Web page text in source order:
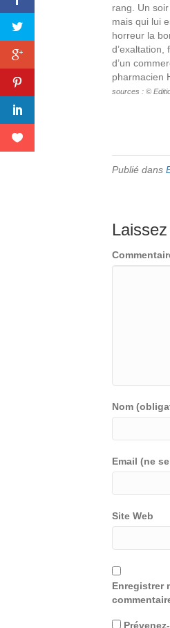
rang. Un soir
mais qui lui
horreur la
d’exaltation,
d’un
pharmacien
sources : ©
Publié dans
Nom
Email (ne
Site Web
Enregistrer